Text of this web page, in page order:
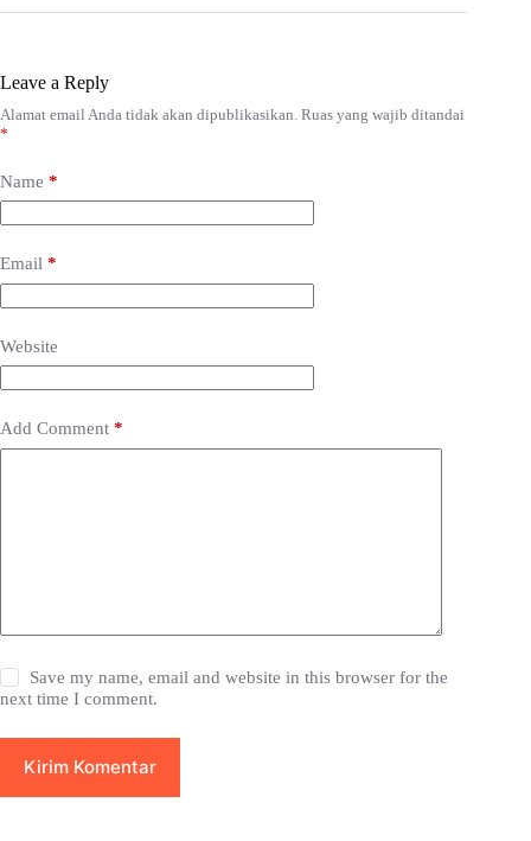
Leave a Reply
Alamat email Anda tidak akan dipublikasikan. Ruas yang wajib ditandai
*
Name *
Email *
Website
Add Comment *
Save my name, email and website in this browser for the
next time I comment.
Kirim Komentar